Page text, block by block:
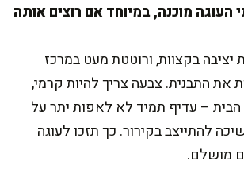
העוגה מוכנה, במיוחד אם רוצים אותה
יציבה בקצוות, ורוטטת מעט במרכז
את התבנית. צבעה צריך להיות קרמי,
הבית – עדיף תמיד לא לאפות יתר על
להתייצב בקירור. כך תזכו לעוגה
מושלם.